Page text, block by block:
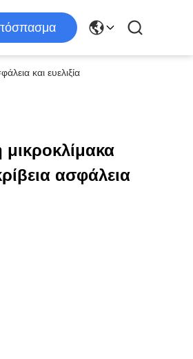
και ευελιξία
ασφάλεια